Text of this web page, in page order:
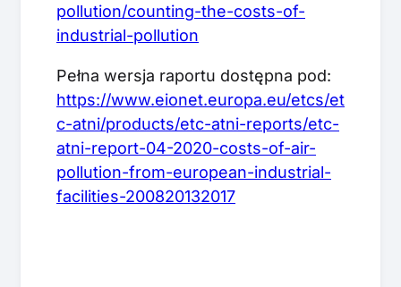
pollution/counting-the-costs-of-
industrial-pollution
Pełna wersja raportu dostępna pod:
https://www.eionet.europa.eu/etcs/et
c-atni/products/etc-atni-reports/etc-
atni-report-04-2020-costs-of-air-
pollution-from-european-industrial-
facilities-200820132017